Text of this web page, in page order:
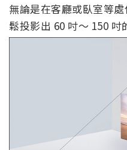
無論是在客廳或臥室等
鬆投影出 60 吋～ 150 吋